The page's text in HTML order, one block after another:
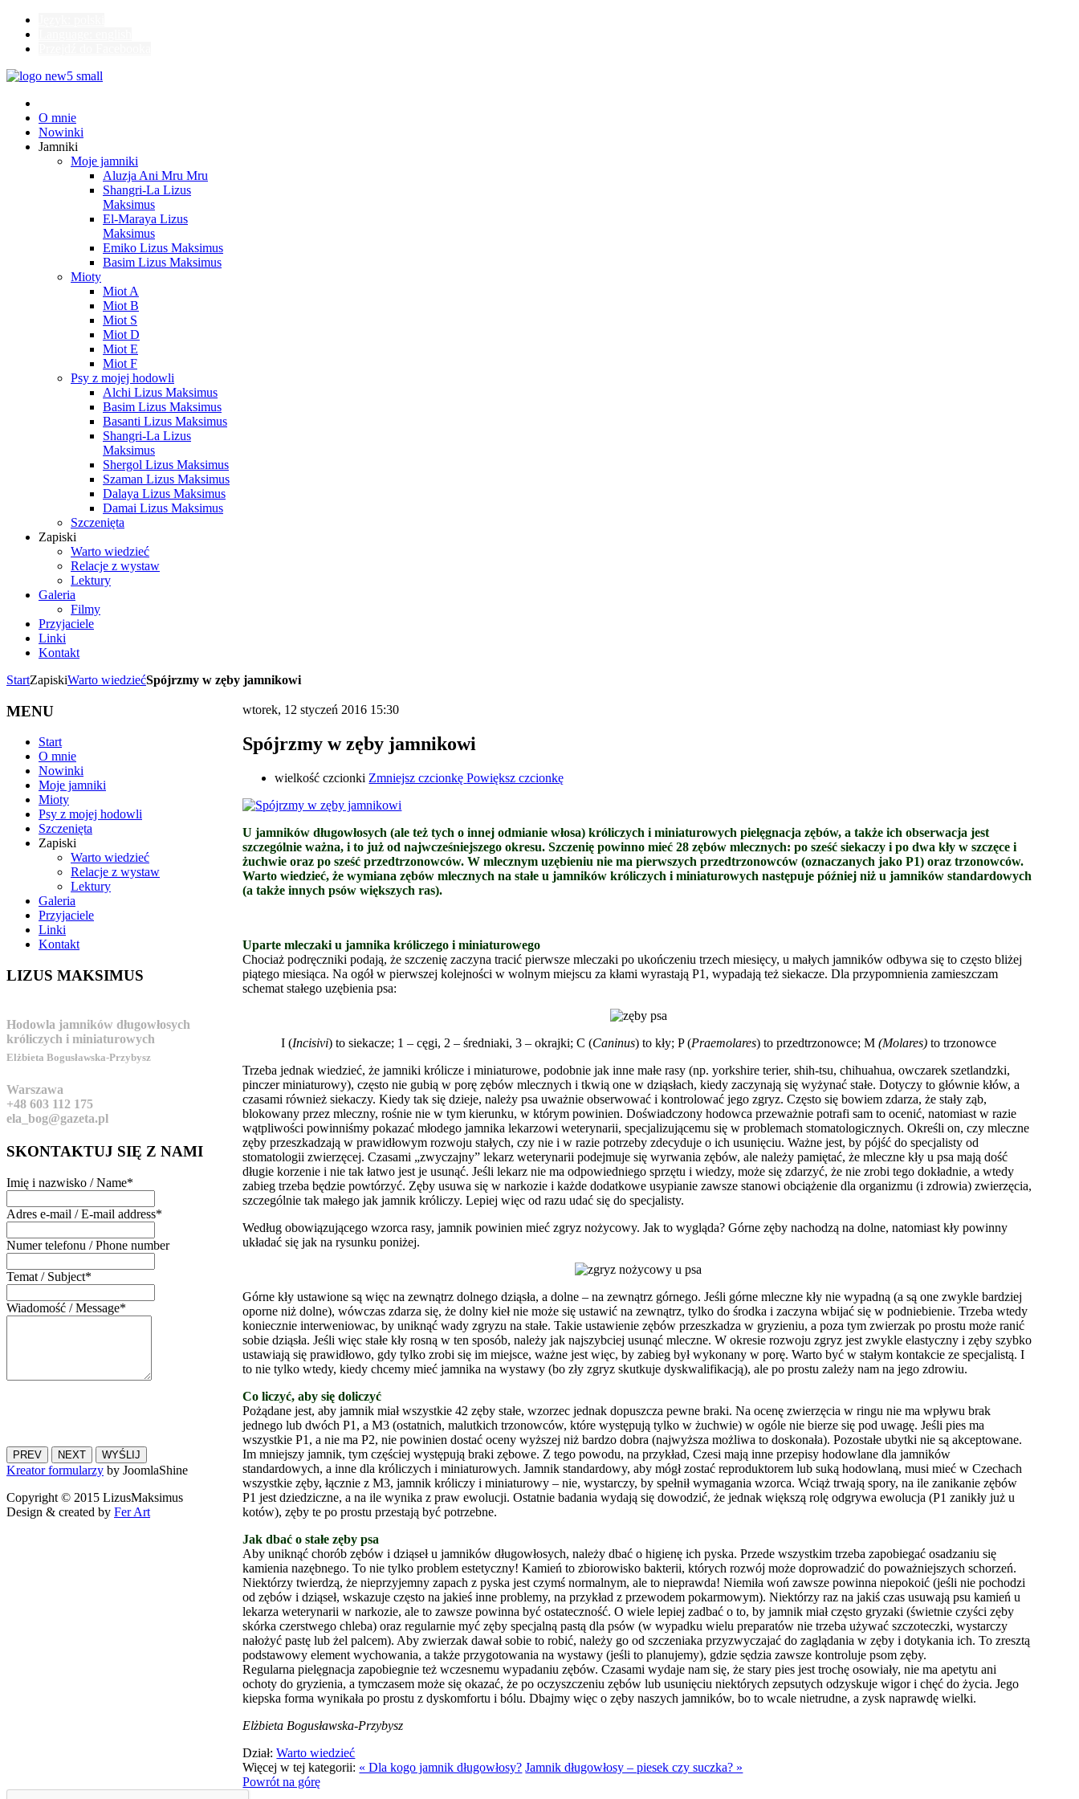
O mnie
Nowinki
Jamniki
Moje jamniki
Aluzja Ani Mru Mru
Shangri-La Lizus
Maksimus
El-Maraya Lizus
Maksimus
Emiko Lizus Maksimus
Basim Lizus Maksimus
Mioty
Miot A
Miot B
Miot S
Miot D
Miot E
Miot F
Psy z mojej hodowli
Alchi Lizus Maksimus
Basim Lizus Maksimus
Basanti Lizus Maksimus
Shangri-La Lizus
Maksimus
Shergol Lizus Maksimus
Szaman Lizus Maksimus
Dalaya Lizus Maksimus
Damai Lizus Maksimus
Szczenięta
Zapiski
Warto wiedzieć
Relacje z wystaw
Lektury
Galeria
Filmy
Przyjaciele
Linki
Kontakt
StartZapiskiWarto wiedziećSpójrzmy w zęby jamnikowi
wtorek, 12 styczeń 2016 15:30
Spójrzmy w zęby jamnikowi
wielkość czcionki Zmniejsz czcionkę Powiększ czcionkę
U jamników długowłosych (ale też tych o innej odmianie włosa) króliczych i miniaturowych pielęgnacja zębów, a także ich obserwacja jest
szczególnie ważna, i to już od najwcześniejszego okresu. Szczenię powinno mieć 28 zębów mlecznych: po sześć siekaczy i po dwa kły w szczęce i
żuchwie oraz po sześć przedtrzonowców. W mlecznym uzębieniu nie ma pierwszych przedtrzonowców (oznaczanych jako P1) oraz trzonowców.
Warto wiedzieć, że wymiana zębów mlecznych na stałe u jamników króliczych i miniaturowych następuje później niż u jamników standardowych
(a także innych psów większych ras).
Uparte mleczaki u jamnika króliczego i miniaturowego
Chociaż podręczniki podają, że szczenię zaczyna tracić pierwsze mleczaki po ukończeniu trzech miesięcy, u małych jamników odbywa się to często bliżej
piątego miesiąca. Na ogół w pierwszej kolejności w wolnym miejscu za kłami wyrastają P1, wypadają też siekacze. Dla przypomnienia zamieszczam
schemat stałego uzębienia psa:
I (Incisivi) to siekacze; 1 – cęgi, 2 – średniaki, 3 – okrajki; C (Caninus) to kły; P (Praemolares) to przedtrzonowce; M (Molares)to trzonowce
Trzeba jednak wiedzieć, że jamniki królicze i miniaturowe, podobnie jak inne małe rasy (np. yorkshire terier, shih-tsu, chihuahua, owczarek szetlandzki,
pinczer miniaturowy), często nie gubią w porę zębów mlecznych i tkwią one w dziąsłach, kiedy zaczynają się wyżynać stałe. Dotyczy to głównie kłów, a
czasami również siekaczy. Kiedy tak się dzieje, należy psa uważnie obserwować i kontrolować jego zgryz. Często się bowiem zdarza, że stały ząb,
blokowany przez mleczny, rośnie nie w tym kierunku, w którym powinien. Doświadczony hodowca przeważnie potrafi sam to ocenić, natomiast w razie
wątpliwości powinniśmy pokazać młodego jamnika lekarzowi weterynarii, specjalizującemu się w problemach stomatologicznych. Określi on, czy mleczne
zęby przeszkadzają w prawidłowym rozwoju stałych, czy nie i w razie potrzeby zdecyduje o ich usunięciu. Ważne jest, by pójść do specjalisty od
stomatologii zwierzęcej. Czasami „zwyczajny” lekarz weterynarii podejmuje się wyrwania zębów, ale należy pamiętać, że mleczne kły u psa mają dość
długie korzenie i nie tak łatwo jest je usunąć. Jeśli lekarz nie ma odpowiedniego sprzętu i wiedzy, może się zdarzyć, że nie zrobi tego dokładnie, a wtedy
zabieg trzeba będzie powtórzyć. Zęby usuwa się w narkozie i każde dodatkowe usypianie zawsze stanowi obciążenie dla organizmu (i zdrowia) zwierzęcia,
szczególnie tak małego jak jamnik króliczy. Lepiej więc od razu udać się do specjalisty.
Według obowiązującego wzorca rasy, jamnik powinien mieć zgryz nożycowy. Jak to wygląda? Górne zęby nachodzą na dolne, natomiast kły powinny
układać się jak na rysunku poniżej.
Górne kły ustawione są więc na zewnątrz dolnego dziąsła, a dolne – na zewnątrz górnego. Jeśli górne mleczne kły nie wypadną (a są one zwykle bardziej
oporne niż dolne), wówczas zdarza się, że dolny kieł nie może się ustawić na zewnątrz, tylko do środka i zaczyna wbijać się w podniebienie. Trzeba wtedy
koniecznie interweniowac, by uniknąć wady zgryzu na stałe. Takie ustawienie zębów przeszkadza w gryzieniu, a poza tym zwierzak po prostu może ranić
sobie dziąsła. Jeśli więc stałe kły rosną w ten sposób, należy jak najszybciej usunąć mleczne. W okresie rozwoju zgryz jest zwykle elastyczny i zęby szybko
ustawiają się prawidłowo, gdy tylko zrobi się im miejsce, ważne jest więc, by zabieg był wykonany w porę. Warto być w stałym kontakcie ze specjalistą. I
to nie tylko wtedy, kiedy chcemy mieć jamnika na wystawy (bo zły zgryz skutkuje dyskwalifikacją), ale po prostu zależy nam na jego zdrowiu.
Co liczyć, aby się doliczyć
Pożądane jest, aby jamnik miał wszystkie 42 zęby stałe, wzorzec jednak dopuszcza pewne braki. Na ocenę zwierzęcia w ringu nie ma wpływu brak
jednego lub dwóch P1, a M3 (ostatnich, malutkich trzonowców, które występują tylko w żuchwie) w ogóle nie bierze się pod uwagę. Jeśli pies ma
wszystkie P1, a nie ma P2, nie powinien dostać oceny wyższej niż bardzo dobra (najwyższa możliwa to doskonała). Pozostałe ubytki nie są akceptowane.
Im mniejszy jamnik, tym częściej występują braki zębowe. Z tego powodu, na przykład, Czesi mają inne przepisy hodowlane dla jamników
standardowych, a inne dla króliczych i miniaturowych. Jamnik standardowy, aby mógł zostać reproduktorem lub suką hodowlaną, musi mieć w Czechach
wszystkie zęby, łącznie z M3, jamnik króliczy i miniaturowy – nie, wystarczy, by spełnił wymagania wzorca. Wciąż trwają spory, na ile zanikanie zębów
P1 jest dziedziczne, a na ile wynika z praw ewolucji. Ostatnie badania wydają się dowodzić, że jednak większą rolę odgrywa ewolucja (P1 zanikły już u
kotów), zęby te po prostu przestają być potrzebne.
Jak dbać o stałe zęby psa
Aby uniknąć chorób zębów i dziąseł u jamników długowłosych, należy dbać o higienę ich pyska. Przede wszystkim trzeba zapobiegać osadzaniu się
kamienia nazębnego. To nie tylko problem estetyczny! Kamień to zbiorowisko bakterii, których rozwój może doprowadzić do poważniejszych schorzeń.
Niektórzy twierdzą, że nieprzyjemny zapach z pyska jest czymś normalnym, ale to nieprawda! Niemiła woń zawsze powinna niepokoić (jeśli nie pochodzi
od zębów i dziąseł, wskazuje często na jakieś inne problemy, na przykład z przewodem pokarmowym). Niektórzy raz na jakiś czas usuwają psu kamień u
lekarza weterynarii w narkozie, ale to zawsze powinna być ostateczność. O wiele lepiej zadbać o to, by jamnik miał często gryzaki (świetnie czyści zęby
skórka czerstwego chleba) oraz regularnie myć zęby specjalną pastą dla psów (w wypadku wielu preparatów nie trzeba używać szczoteczki, wystarczy
nałożyć pastę lub żel palcem). Aby zwierzak dawał sobie to robić, należy go od szczeniaka przyzwyczajać do zaglądania w zęby i dotykania ich. To zresztą
podstawowy element wychowania, a także przygotowania na wystawy (jeśli to planujemy), gdzie sędzia zawsze kontroluje psom zęby.
Regularna pielęgnacja zapobiegnie też wczesnemu wypadaniu zębów. Czasami wydaje nam się, że stary pies jest trochę osowiały, nie ma apetytu ani
ochoty do gryzienia, a tymczasem może się okazać, że po oczyszczeniu zębów lub usunięciu niektórych zepsutych odzyskuje wigor i chęć do życia. Jego
kiepska forma wynikała po prostu z dyskomfortu i bólu. Dbajmy więc o zęby naszych jamników, bo to wcale nietrudne, a zysk naprawdę wielki.
Elżbieta Bogusławska-Przybysz
Dział: Warto wiedzieć
Więcej w tej kategorii: « Dla kogo jamnik długowłosy? Jamnik długowłosy – piesek czy suczka? »
Powrót na górę
MENU
Start
O mnie
Nowinki
Moje jamniki
Mioty
Psy z mojej hodowli
Szczenięta
Zapiski
Warto wiedzieć
Relacje z wystaw
Lektury
Galeria
Przyjaciele
Linki
Kontakt
LIZUS MAKSIMUS
Hodowla jamników długowłosych
króliczych i miniaturowych
Elżbieta Bogusławska-Przybysz
Warszawa
+48 603 112 175
ela_bog@gazeta.pl
SKONTAKTUJ SIĘ Z NAMI
Imię i nazwisko / Name*
Adres e-mail / E-mail address*
Numer telefonu / Phone number
Temat / Subject*
Wiadomość / Message*
PREV NEXT WYŚLIJ
Kreator formularzy by JoomlaShine
Copyright © 2015 LizusMaksimus
Design & created by Fer Art